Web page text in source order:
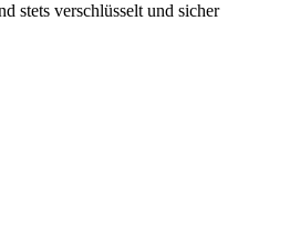
stets verschlüsselt und sicher